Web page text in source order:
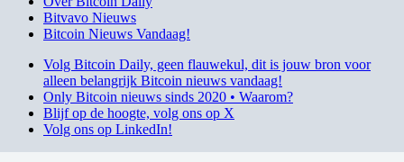
Bitvavo Nieuws
Bitcoin Nieuws Vandaag!
Volg Bitcoin Daily, geen flauwekul, dit is jouw bron voor
alleen belangrijk Bitcoin nieuws vandaag!
Only Bitcoin nieuws sinds 2020 • Waarom?
Blijf op de hoogte, volg ons op X
Volg ons op LinkedIn!